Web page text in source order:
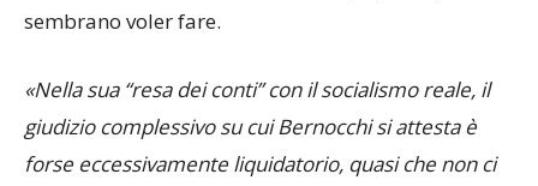
sembrano voler fare.
«Nella sua “resa dei conti” con il socialismo reale, il
giudizio complessivo su cui Bernocchi si attesta è
forse eccessivamente liquidatorio, quasi che non ci